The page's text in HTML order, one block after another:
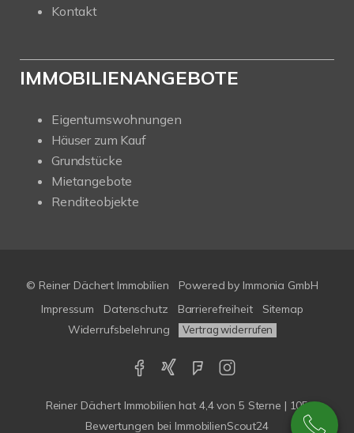
Kontakt
IMMOBILIENANGEBOTE
Eigentumswohnungen
Häuser zum Kauf
Grundstücke
Mietangebote
Renditeobjekte
© Reiner Dächert Immobilien Powered by Immonia GmbH
Impressum
Datenschutz Barrierefreiheit
Sitemap
Widerrufsbelehrung
Vertrag widerrufen
Reiner Dächert Immobilien hat 4,4von 5 Sterne | 105
Bewertungen bei ImmobilienScout24